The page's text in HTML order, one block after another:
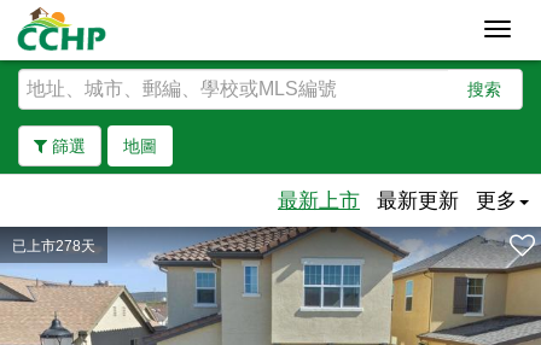
搜索
篩選 地圖
去除邊界
最新上市 最新更新 更多
已上市278天